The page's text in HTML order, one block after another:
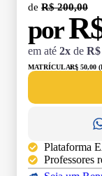
de R$ 200,00
por
em até 2x de R$
MATRÍCULA:R$ 50,00
Plataforma
Professores